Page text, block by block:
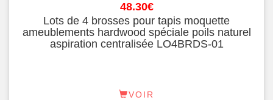
48.30€
Lots de 4 brosses pour tapis moquette
ameublements hardwood spéciale poils naturel
aspiration centralisée LO4BRDS-01
VOIR